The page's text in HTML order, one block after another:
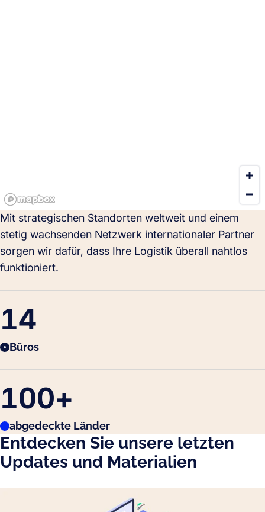
Mit strategischen Standorten weltweit und einem
stetig wachsenden Netzwerk internationaler Partner
sorgen wir dafür, dass Ihre Logistik überall nahtlos
funktioniert.
14
Büros
100+
abgedeckte Länder
Entdecken Sie unsere letzten
Updates und Materialien